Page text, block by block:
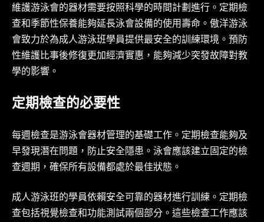
維護游泳會的器材需要按照科學的時間計劃進行。定期檢
查和季節性保養能夠延長泳會設備的使用壽命。傲洋游泳
會致力於為成人游泳班學員提供最安全的訓練環境。預防
性維護比事後修復更加經濟實惠，能夠減少突發故障對教
學的影響。
定期檢查的必要性
每週檢查是游泳會器材管理的基礎工作。定期檢查能夠及
早發現潛在問題，防止安全隱患。泳會應該建立固定的檢
查週期，確保所有設備都處於最佳狀態。
成人游泳班的學員依賴安全可靠的器材進行訓練。定期檢
查包括視覺檢查和功能測試兩個部分。這些檢查工作應該